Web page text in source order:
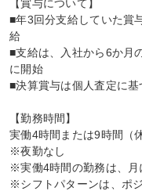
【賞与について】
■年3回分支給していた賞
給
■支給は、入社から6か月
に開始
■決算賞与は個人査定に基
【勤務時間】
実働4時間または9時間（
※夜勤なし
※実働4時間の勤務は、月
※シフトパターンは、ポ